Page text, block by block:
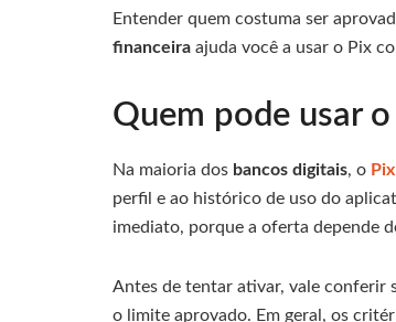
Entender quem costuma ser
financeira ajuda você a usar o Pix
Quem pode usar
Na maioria dos bancos digitais, o
perfil e ao histórico de uso do
imediato, porque a oferta depende
Antes de tentar ativar, vale conferir
o limite aprovado. Em geral, os